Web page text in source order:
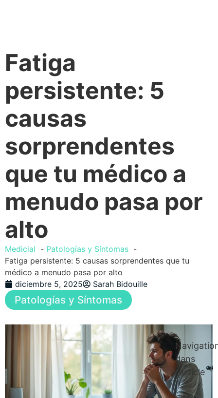
Fatiga
persistente: 5
causas
sorprendentes
que tu médico a
menudo pasa por
alto
Medicial
Patologías y Síntomas
Fatiga persistente: 5 causas sorprendentes que tu
médico a menudo pasa por alto
diciembre 5, 2025
Sarah Bidouille
Patologías y Síntomas
dans
l'article